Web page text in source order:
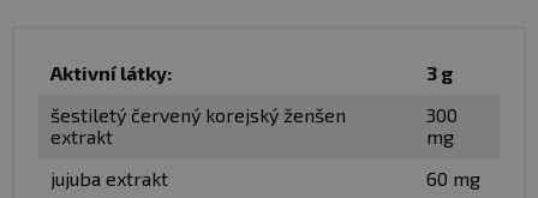
Přispívá k přirozené obraně těla a normální funkci
Podporuje sexuální zdraví mužů i žen
krevního
cukru
Aktivní látky:
3 g
šestiletý červený korejský ženšen
extrakt
300
mg
jujuba extrakt
60 mg